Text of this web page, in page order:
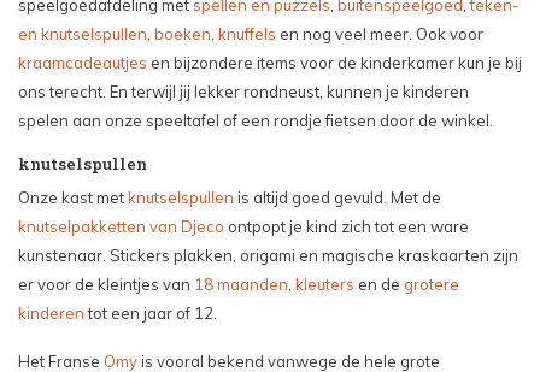
speelgoedafdeling met spellen en puzzels buitenspeelgoed ,teken-
en knutselspullen boeken knuffels en nog veel meer. Ook voor
kraamcadeautjes en bijzondere items voor de kinderkamer kun je bij
ons terecht. En terwijl jij lekker rondneust, kunnen je kinderen
spelen aan onze speeltafel of een rondje fietsen door de winkel.
knutselspullen
Onze kast metknutselspullen is altijd goed gevuld. Met de
knutselpakketten van Djeco ontpopt je kind zich tot een ware
kunstenaar. Stickers plakken, origami en magische kraskaarten zijn
er voor de kleintjes van 18 maanden kleuters en de grotere
kinderentot een jaar of 12.
Het Franse Omyis vooral bekend vanwege de hele grote